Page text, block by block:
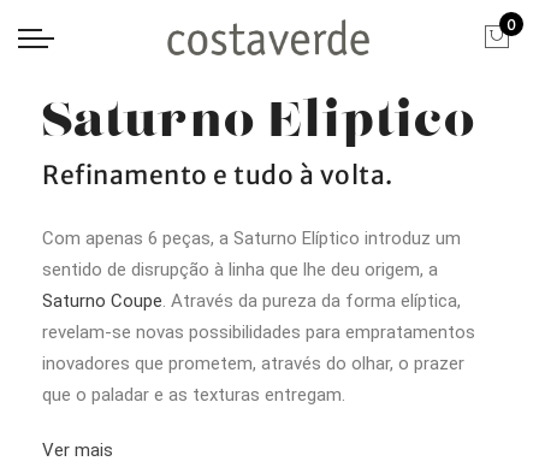
0
Saturno Eliptico
Refinamento e tudo à volta.
Com apenas 6 peças, a Saturno Elíptico introduz um
sentido de disrupção à linha que lhe deu origem, a
Saturno Coupe. Através da pureza da forma elíptica,
revelam-se novas possibilidades para empratamentos
inovadores que prometem, através do olhar, o prazer
que o paladar e as texturas entregam.
Ver mais